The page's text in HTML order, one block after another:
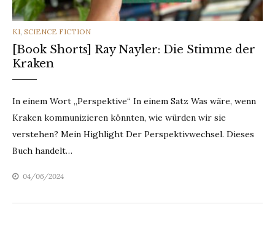
CATEGORIES
KI, SCIENCE FICTION
[Book Shorts] Ray Nayler: Die Stimme der
Kraken
In einem Wort „Perspektive“ In einem Satz Was wäre, wenn
Kraken kommunizieren könnten, wie würden wir sie
verstehen? Mein Highlight Der Perspektivwechsel. Dieses
Buch handelt…
04/06/2024